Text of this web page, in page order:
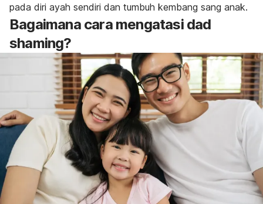
pada diri ayah sendiri dan tumbuh kembang sang anak.
Bagaimana cara mengatasi dad
shaming?